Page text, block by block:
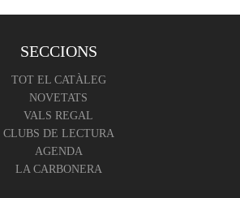
SECCIONS
TOT EL CATÀLEG
NOVETATS
VALS REGAL
CLUBS DE LECTURA
AGENDA
LA CARBONERA